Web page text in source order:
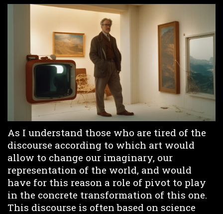
As I understand those who are tired of the
discourse according to which art would
allow to change our imaginary, our
representation of the world, and would
have for this reason a role of pivot to play
in the concrete transformation of this one.
This discourse is often based on science